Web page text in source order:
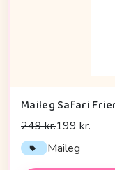
Maileg Safari
249 kr.199 kr.
Maileg